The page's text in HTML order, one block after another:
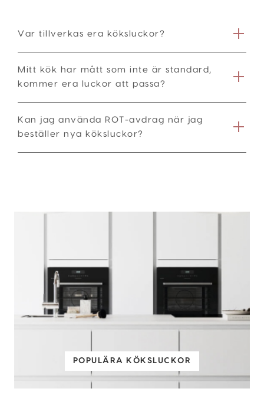
Var tillverkas era köksluckor?
Mitt kök har mått som inte är standard,
kommer era luckor att passa?
Kan jag använda ROT-avdrag när jag
beställer nya köksluckor?
POPULÄRA KÖKSLUCKOR